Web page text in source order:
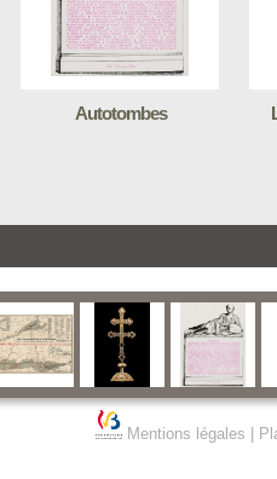
Autotombes
Mentions légales